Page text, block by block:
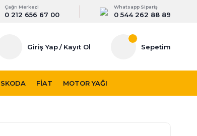
Çağrı Merkezi
0 212 656 67 00
Whatsapp Sipariş
0 544 262 88 89
Giriş Yap/ Kayıt Ol Sepetim
SKODA FIAT MOTOR YAĞI